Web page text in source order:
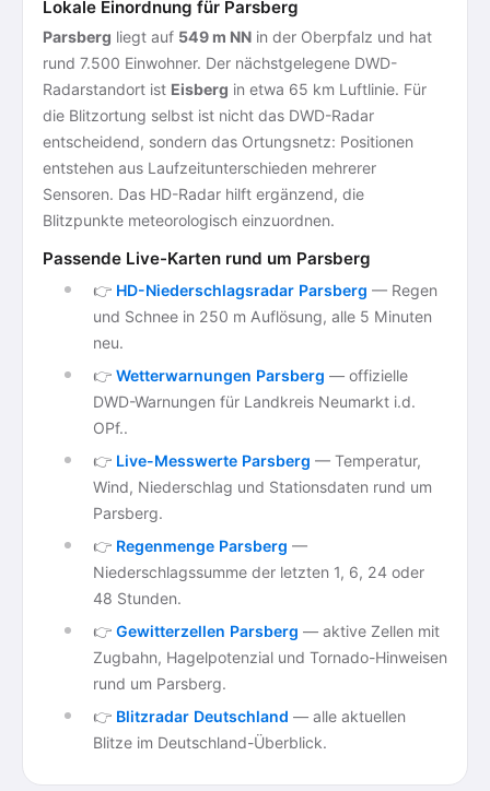
Lokale Einordnung für Parsberg
Parsberg liegt auf 549 m NN in der Oberpfalz und hat
rund 7.500 Einwohner. Der nächstgelegene DWD-
Radarstandort ist Eisberg in etwa 65 km Luftlinie. Für
die Blitzortung selbst ist nicht das DWD-Radar
entscheidend, sondern das Ortungsnetz: Positionen
entstehen aus Laufzeitunterschieden mehrerer
Sensoren. Das HD-Radar hilft ergänzend, die
Blitzpunkte meteorologisch einzuordnen.
Passende Live-Karten rund um Parsberg
👉 HD-Niederschlagsradar Parsberg — Regen
und Schnee in 250 m Auflösung, alle 5 Minuten
neu.
👉 Wetterwarnungen Parsberg — offizielle
DWD-Warnungen für Landkreis Neumarkt i.d.
OPf..
👉 Live-Messwerte Parsberg — Temperatur,
Wind, Niederschlag und Stationsdaten rund um
Parsberg.
👉 Regenmenge Parsberg —
Niederschlagssumme der letzten 1, 6, 24 oder
48 Stunden.
👉 Gewitterzellen Parsberg — aktive Zellen mit
Zugbahn, Hagelpotenzial und Tornado-Hinweisen
rund um Parsberg.
👉 Blitzradar Deutschland — alle aktuellen
Blitze im Deutschland-Überblick.